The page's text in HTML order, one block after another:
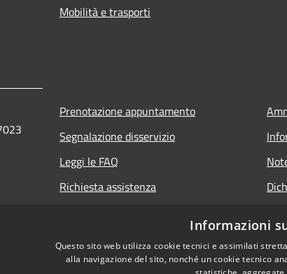
Mobilità e trasporti
Prenotazione appuntamento
Segnalazione disservizio
Leggi le FAQ
Richiesta assistenza
Informazioni
Questo sito web utilizza cookie tecnici e assimilati
alla navigazione del sito, nonché un cookie tecnico